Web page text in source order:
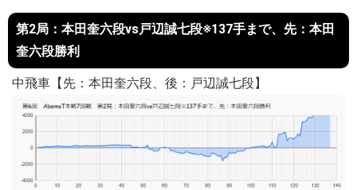
第2局：本田奎六段vs戸辺誠七段※137手まで、先：本田
奎六段勝利
中飛車【先：本田奎六段、後：戸辺誠七段】